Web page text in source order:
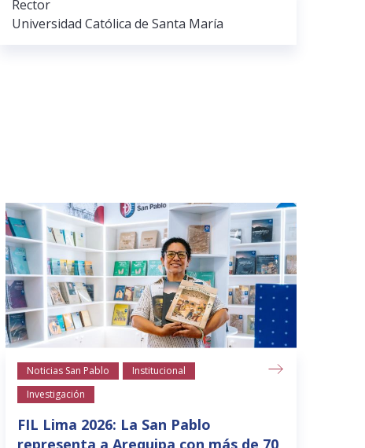
Rector
Universidad Católica de Santa María
Noticias San Pablo
Institucional
Investigación
FIL Lima 2026: La San Pablo
representa a Arequipa con más de 70